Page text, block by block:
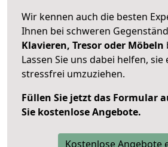
Wir kennen auch die besten
Ihnen bei schweren
Klavieren, Tresor oder Möbeln
Lassen Sie uns dabei helfen,
stressfrei umzuziehen.
Füllen Sie jetzt das Formular
Sie kostenlose Angebote.
Kostenlose Angebote